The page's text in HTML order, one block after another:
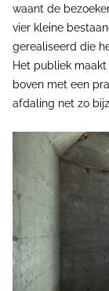
waant de
vier kleine
gerealiseerd die
Het publiek
boven met een
afdaling net zo